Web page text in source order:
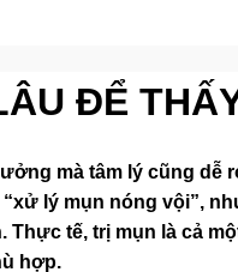
ĐỂ
mà tâm lý cũng dễ
lý mụn nóng vội”,
tế, trị mụn là cả
hợp.